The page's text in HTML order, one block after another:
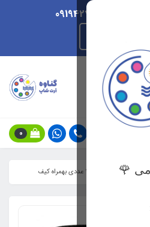
🌹
0
روغن ماریس ۱۰ عددی بهمراه کیف